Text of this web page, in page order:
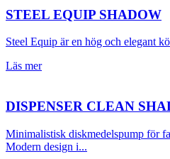
STEEL EQUIP SHADOW
Steel Equip är en hög och elegant
Läs mer
DISPENSER CLEAN
Minimalistisk diskmedelspump för
Modern design i...